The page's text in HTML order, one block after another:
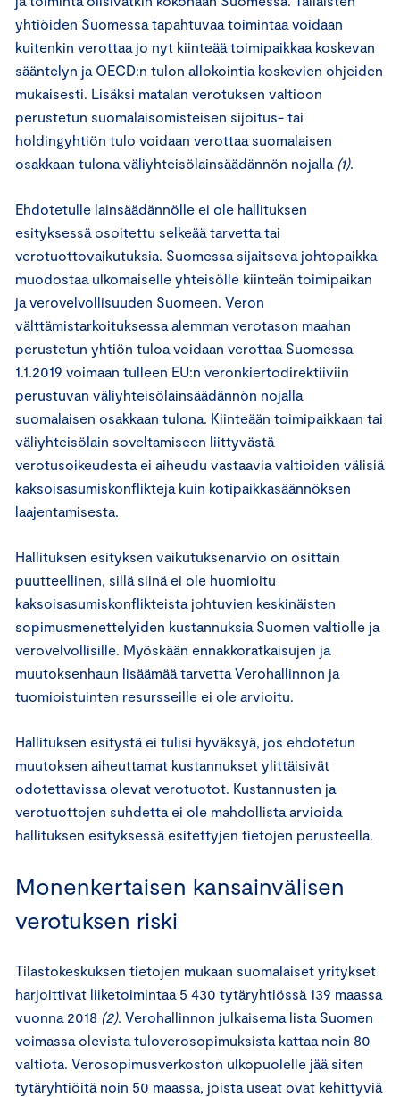
yhtiöiden Suomessa tapahtuvaa toimintaa voidaan
kuitenkin verottaa jo nyt kiinteää toimipaikkaa koskevan
sääntelyn ja OECD:n tulon allokointia koskevien ohjeiden
mukaisesti. Lisäksi matalan verotuksen valtioon
perustetun suomalaisomisteisen sijoitus- tai
holdingyhtiön tulo voidaan verottaa suomalaisen
osakkaan tulona väliyhteisölainsäädännön nojalla (1).
Ehdotetulle lainsäädännölle ei ole hallituksen
esityksessä osoitettu selkeää tarvetta tai
verotuottovaikutuksia. Suomessa sijaitseva johtopaikka
muodostaa ulkomaiselle yhteisölle kiinteän toimipaikan
ja verovelvollisuuden Suomeen. Veron
välttämistarkoituksessa alemman verotason maahan
perustetun yhtiön tuloa voidaan verottaa Suomessa
1.1.2019 voimaan tulleen EU:n veronkiertodirektiiviin
perustuvan väliyhteisölainsäädännön nojalla
suomalaisen osakkaan tulona. Kiinteään toimipaikkaan tai
väliyhteisölain soveltamiseen liittyvästä
verotusoikeudesta ei aiheudu vastaavia valtioiden välisiä
kaksoisasumiskonflikteja kuin kotipaikkasäännöksen
laajentamisesta.
Hallituksen esityksen vaikutuksenarvio on osittain
puutteellinen, sillä siinä ei ole huomioitu
kaksoisasumiskonflikteista johtuvien keskinäisten
sopimusmenettelyiden kustannuksia Suomen valtiolle ja
verovelvollisille. Myöskään ennakkoratkaisujen ja
muutoksenhaun lisäämää tarvetta Verohallinnon ja
tuomioistuinten resursseille ei ole arvioitu.
Hallituksen esitystä ei tulisi hyväksyä, jos ehdotetun
muutoksen aiheuttamat kustannukset ylittäisivät
odotettavissa olevat verotuotot. Kustannusten ja
verotuottojen suhdetta ei ole mahdollista arvioida
hallituksen esityksessä esitettyjen tietojen perusteella.
Monenkertaisen kansainvälisen
verotuksen riski
Tilastokeskuksen tietojen mukaan suomalaiset yritykset
harjoittivat liiketoimintaa 5 430 tytäryhtiössä 139 maassa
vuonna 2018 (2). Verohallinnon julkaisema lista Suomen
voimassa olevista tuloverosopimuksista kattaa noin 80
valtiota. Verosopimusverkoston ulkopuolelle jää siten
tytäryhtiöitä noin 50 maassa, joista useat ovat kehittyviä